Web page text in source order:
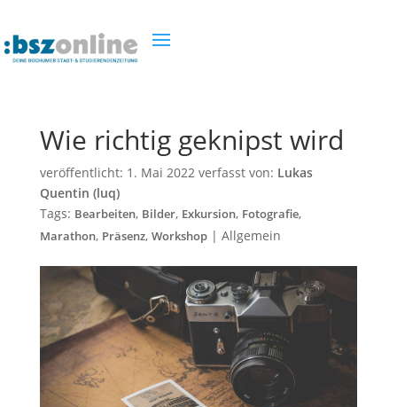
Wie richtig geknipst wird
veröffentlicht: 1. Mai 2022verfasst von: Lukas
Quentin (luq)
Tags: Bearbeiten, Bilder, Exkursion, Fotografie,
Marathon, Präsenz, Workshop| Allgemein